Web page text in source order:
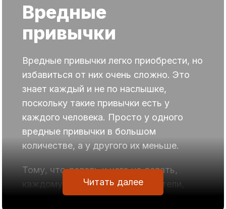
Вредные
привычки
Вредные привычки легко приобрести, но
избавиться от них очень сложно. Это
знает каждый и не по наслышке,
поскольку такие привычки есть у
каждого человека. Просто у одного
вредные привычки в большом
количестве, а у другого их меньше.
Тому, что делать и чего не делать,
каждому из нас твердили родители,
школа, посторонние люди, желавшие
Читать далее